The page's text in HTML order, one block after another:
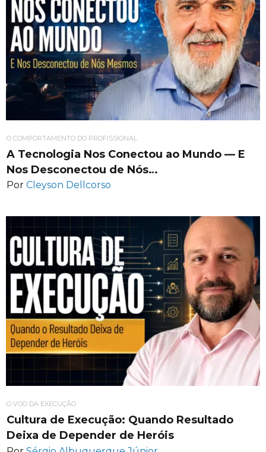
O COMPORTAMENTO DO PROFISSIONAL
A Tecnologia Nos Conectou ao Mundo — E
Nos Desconectou de Nós…
Por Cleyson Dellcorso
O VOO DA EXECUÇÃO
Cultura de Execução: Quando Resultado
Deixa de Depender de Heróis